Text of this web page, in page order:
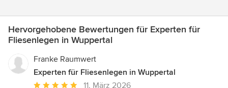
Hervorgehobene Bewertungen für Experten für
Fliesenlegen in Wuppertal
Franke Raumwert
Experten für Fliesenlegen in Wuppertal
Durchschnittliche11. März 2026